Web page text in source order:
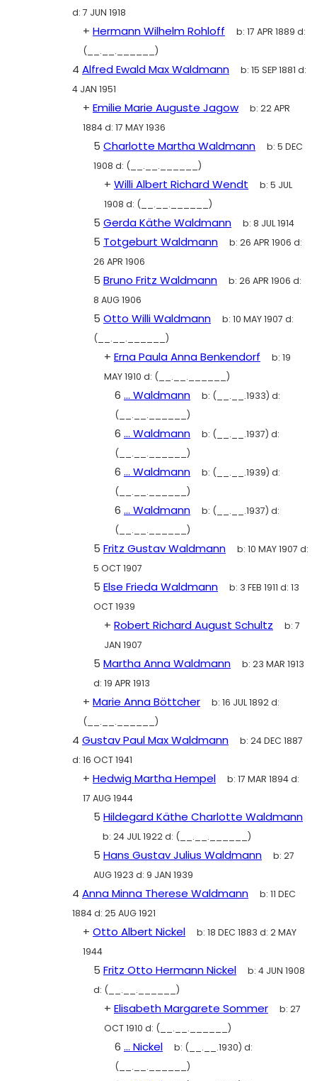
d: 7 JUN 1918
+ Hermann Wilhelm Rohloff b: 17 APR 1889 d:
(__.__.______)
4 Alfred Ewald Max Waldmann b: 15 SEP 1881 d:
4 JAN 1951
+ Emilie Marie Auguste Jagow b: 22 APR
1884d: 17 MAY 1936
5 Charlotte Martha Waldmann b: 5 DEC
1908 d: (__.__.______)
+ Willi Albert Richard Wendt b: 5 JUL
1908 d: (__.__.______)
5 Gerda Käthe Waldmann b: 8 JUL 1914
5 Totgeburt Waldmann b: 26 APR 1906 d:
26 APR 1906
5 Bruno Fritz Waldmann b: 26 APR 1906 d:
8 AUG 1906
5 Otto Willi Waldmann b: 10 MAY 1907 d:
(__.__.______)
+ Erna Paula Anna Benkendorf b: 19
MAY 1910 d: (__.__.______)
6 ... Waldmann b: (__.__.1933) d:
(__.__.______)
6 ... Waldmann b: (__.__.1937) d:
(__.__.______)
6 ... Waldmann b: (__.__.1939) d:
(__.__.______)
6 ... Waldmann b: (__.__.1937) d:
(__.__.______)
5 Fritz Gustav Waldmann b: 10 MAY 1907 d:
5 OCT 1907
5 Else Frieda Waldmann b: 3 FEB 1911 d: 13
OCT 1939
+ Robert Richard August Schultz b: 7
JAN 1907
5 Martha Anna Waldmann b: 23 MAR 1913
d: 19 APR 1913
+ Marie Anna Böttcher b: 16 JUL 1892d:
(__.__.______)
4 Gustav Paul Max Waldmann b: 24 DEC 1887
d: 16 OCT 1941
+ Hedwig Martha Hempel b: 17 MAR 1894d:
17 AUG 1944
5 Hildegard Käthe Charlotte Waldmann
b: 24 JUL 1922d: (__.__.______)
5 Hans Gustav Julius Waldmann b: 27
AUG 1923 d: 9 JAN 1939
4 Anna Minna Therese Waldmann b: 11 DEC
1884d: 25 AUG 1921
+ Otto Albert Nickel b: 18 DEC 1883 d: 2 MAY
1944
5 Fritz Otto Hermann Nickel b: 4 JUN 1908
d: (__.__.______)
+ Elisabeth Margarete Sommer b: 27
OCT 1910 d: (__.__.______)
6 ... Nickel b: (__.__.1930) d:
(__.__.______)